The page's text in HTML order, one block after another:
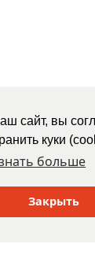
сайт, вы
куки
больше
Закрыть